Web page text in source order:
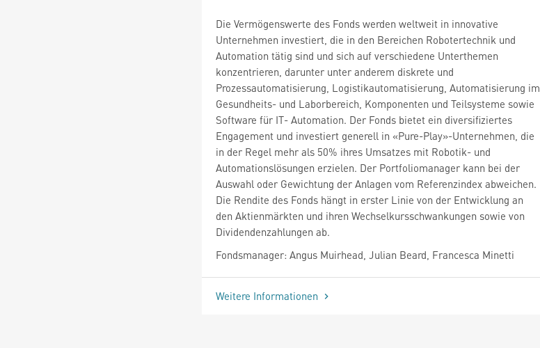
Die Vermögenswerte des Fonds werden weltweit in innovative
Unternehmen investiert, die in den Bereichen Robotertechnik und
Automation tätig sind und sich auf verschiedene Unterthemen
konzentrieren, darunter unter anderem diskrete und
Prozessautomatisierung, Logistikautomatisierung, Automatisierung im
Gesundheits- und Laborbereich, Komponenten und Teilsysteme sowie
Software für IT- Automation. Der Fonds bietet ein diversifiziertes
Engagement und investiert generell in «Pure-Play»-Unternehmen, die
in der Regel mehr als 50% ihres Umsatzes mit Robotik- und
Automationslösungen erzielen. Der Portfoliomanager kann bei der
Auswahl oder Gewichtung der Anlagen vom Referenzindex abweichen.
Die Rendite des Fonds hängt in erster Linie von der Entwicklung an
den Aktienmärkten und ihren Wechselkursschwankungen sowie von
Dividendenzahlungen ab.
Fondsmanager: Angus Muirhead, Julian Beard, Francesca Minetti
Weitere Informationen